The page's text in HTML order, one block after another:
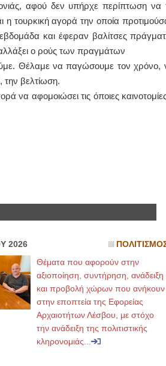
αφού δεν υπήρχε περίπτωση να
η τουρκική αγορά την οποία
και έφεραν βαλίτσες
αλλάξει ο ρούς των πραγμάτων
Θέλαμε να παγώσουμε τον χρόνο,
την βελτίωση.
να αφομοιώσει τις όποιες
2026
Θέματα που αφορούν στην
αξιοποίηση, συντήρηση, ανάδειξη
και προβολή χώρων που ανήκουν
στην εποπτεία της Εφορείας
Αρχαιοτήτων Λέσβου, με στόχο
την ανάδειξη της πολιτιστικής
κληρονομιάς...
ΧΕΙΡΟΥΡΓΟΣ
Διδάκτωρ Ιατρικής Σχολής
Καλλιπόλεως 3,Νέα Σμύρνη,
τηλ:210-9320215
Καβέτσου 10, Μυτιλήνη, τηλ:
2251038065
Χειρουργός Ωτορινολαρυγγολόγος
Έλενα Μπούμπα
Στρατιωτικός Ιατρός
Διδ.Παν.Αθηνών
Διπλωματούχος Ευρ.Ακαδημίας
Πάρνηθας 95-97 Αχαρναί